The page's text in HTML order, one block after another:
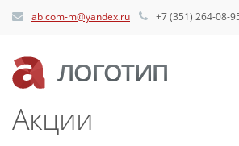
abicom-m@yandex.ru +7 (351) 264-08-
Акции